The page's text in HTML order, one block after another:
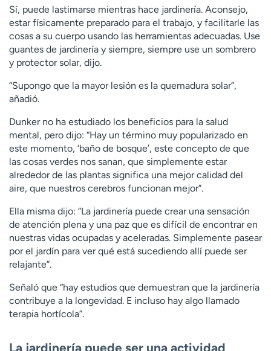
Sí, puede lastimarse mientras hace jardinería. Aconsejo,
estar físicamente preparado para el trabajo, y facilitarle las
cosas a su cuerpo usando las herramientas adecuadas. Use
guantes de jardinería y siempre, siempre use un sombrero
y protector solar, dijo.
“Supongo que la mayor lesión es la quemadura solar”,
añadió.
Dunker no ha estudiado los beneficios para la salud
mental, pero dijo: “Hay un término muy popularizado en
este momento, ‘baño de bosque’, este concepto de que
las cosas verdes nos sanan, que simplemente estar
alrededor de las plantas significa una mejor calidad del
aire, que nuestros cerebros funcionan mejor”.
Ella misma dijo: “La jardinería puede crear una sensación
de atención plena y una paz que es difícil de encontrar en
nuestras vidas ocupadas y aceleradas. Simplemente pasear
por el jardín para ver qué está sucediendo allí puede ser
relajante”.
Señaló que “hay estudios que demuestran que la jardinería
contribuye a la longevidad. E incluso hay algo llamado
terapia hortícola”.
La jardinería puede ser una actividad